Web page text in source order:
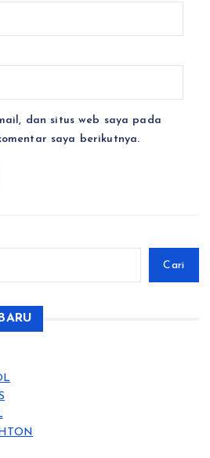
dan situs web saya pada
saya berikutnya.
Cari